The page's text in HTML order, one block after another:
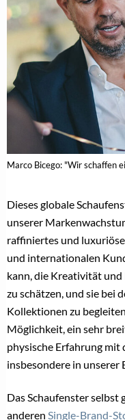
Marco Bicego: "Wir schaffen
Dieses globale
unserer
raffiniertes und
und internationalen
kann, die Kreativität
zu schätzen, und sie bei
Kollektionen zu
Möglichkeit, ein sehr
physische Erfahrung
insbesondere in unserer
Das Schaufenster
anderen Single-Brand-